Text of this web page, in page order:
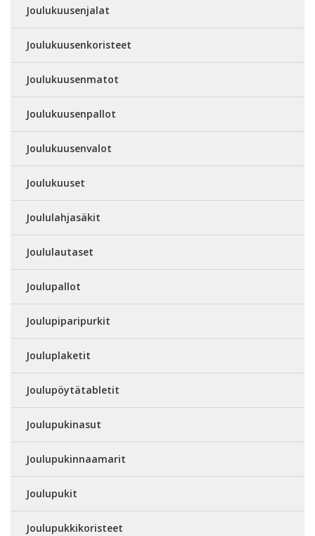
Joulukuusenjalat
Joulukuusenkoristeet
Joulukuusenmatot
Joulukuusenpallot
Joulukuusenvalot
Joulukuuset
Joululahjasäkit
Joululautaset
Joulupallot
Joulupiparipurkit
Jouluplaketit
Joulupöytätabletit
Joulupukinasut
Joulupukinnaamarit
Joulupukit
Joulupukkikoristeet